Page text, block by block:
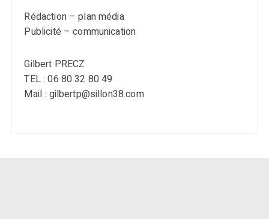
Rédaction – plan média
Publicité – communication
Gilbert PRECZ
TEL : 06 80 32 80 49
Mail : gilbertp@sillon38.com